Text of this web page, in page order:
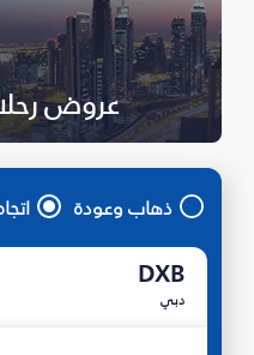
عروض
ذهاب وعودة
DXB
دبي